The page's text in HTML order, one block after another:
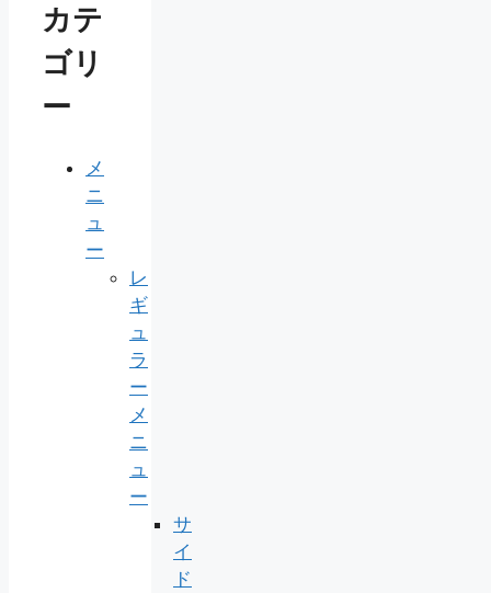
カテ
ゴリ
ー
メ
ニ
ュ
ー
レ
ギ
ュ
ラ
ー
メ
ニ
ュ
ー
サ
イ
ド